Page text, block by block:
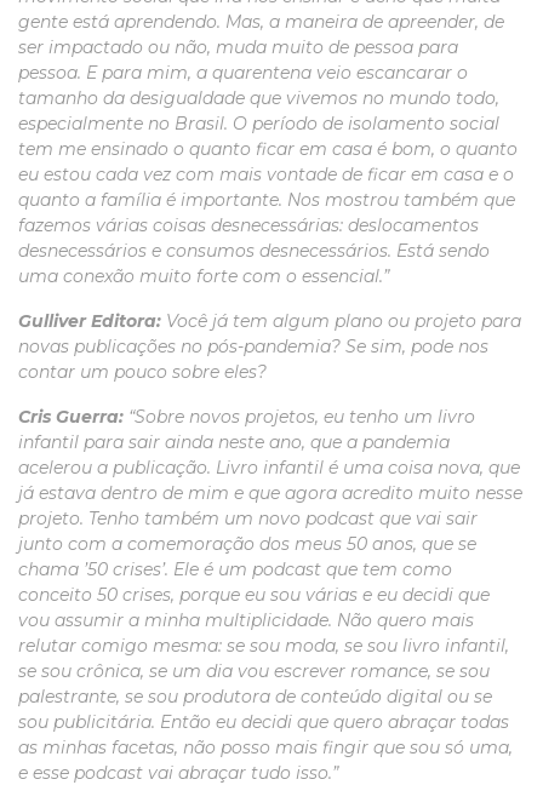
gente está aprendendo. Mas, a maneira de apreender, de
ser impactado ou não, muda muito de pessoa para
pessoa. E para mim, a quarentena veio escancarar o
tamanho da desigualdade que vivemos no mundo todo,
especialmente no Brasil. O período de isolamento social
tem me ensinado o quanto ficar em casa é bom, o quanto
eu estou cada vez com mais vontade de ficar em casa e o
quanto a família é importante. Nos mostrou também que
fazemos várias coisas desnecessárias: deslocamentos
desnecessários e consumos desnecessários. Está sendo
uma conexão muito forte com o essencial.”
Gulliver Editora: Você já tem algum plano ou projeto para
novas publicações no pós-pandemia? Se sim, pode nos
contar um pouco sobre eles?
Cris Guerra: “Sobre novos projetos, eu tenho um livro
infantil para sair ainda neste ano, que a pandemia
acelerou a publicação. Livro infantil é uma coisa nova, que
já estava dentro de mim e que agora acredito muito nesse
projeto. Tenho também um novo podcast que vai sair
junto com a comemoração dos meus 50 anos, que se
chama ’50 crises’. Ele é um podcast que tem como
conceito 50 crises, porque eu sou várias e eu decidi que
vou assumir a minha multiplicidade. Não quero mais
relutar comigo mesma: se sou moda, se sou livro infantil,
se sou crônica, se um dia vou escrever romance, se sou
palestrante, se sou produtora de conteúdo digital ou se
sou publicitária. Então eu decidi que quero abraçar todas
as minhas facetas, não posso mais fingir que sou só uma,
e esse podcast vai abraçar tudo isso.”